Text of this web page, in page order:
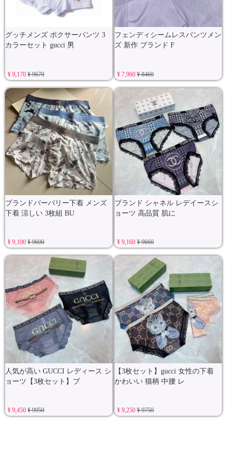
グッチメンズ ボクサーパンツ 3
カラーセット gucci 男
¥ 9,170¥ 9670
フェンディシームレスパンツメン
ズ 新作 ブランド F
¥ 7,960¥ 8460
ブランドバーバリー下着 メンズ
下着 涼しい 3枚組 BU
¥ 9,100¥ 9600
ブランド シャネル レデイースシ
ョーツ 高品質 肌に
¥ 9,160¥ 9660
人気が高い GUCCI レディース シ
ョーツ【3枚セット】ブ
¥ 9,450¥ 9950
【3枚セット】gucci 女性の下着
かわいい 猫柄 中腰 レ
¥ 9,250¥ 9750